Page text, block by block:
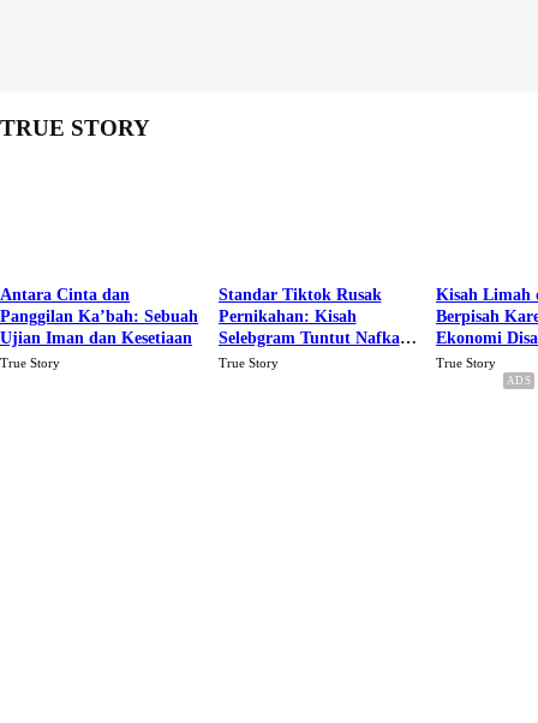
TRUE STORY
Antara Cinta dan
Panggilan Ka’bah: Sebuah
Ujian Iman dan Kesetiaan
True Story
Standar Tiktok Rusak
Pernikahan: Kisah
Selebgram Tuntut Nafkah
Rp.15 Juta Perbulan
True Story
Kisah Limah
Berpisah
Ekonomi
Karena Cinta
True Story